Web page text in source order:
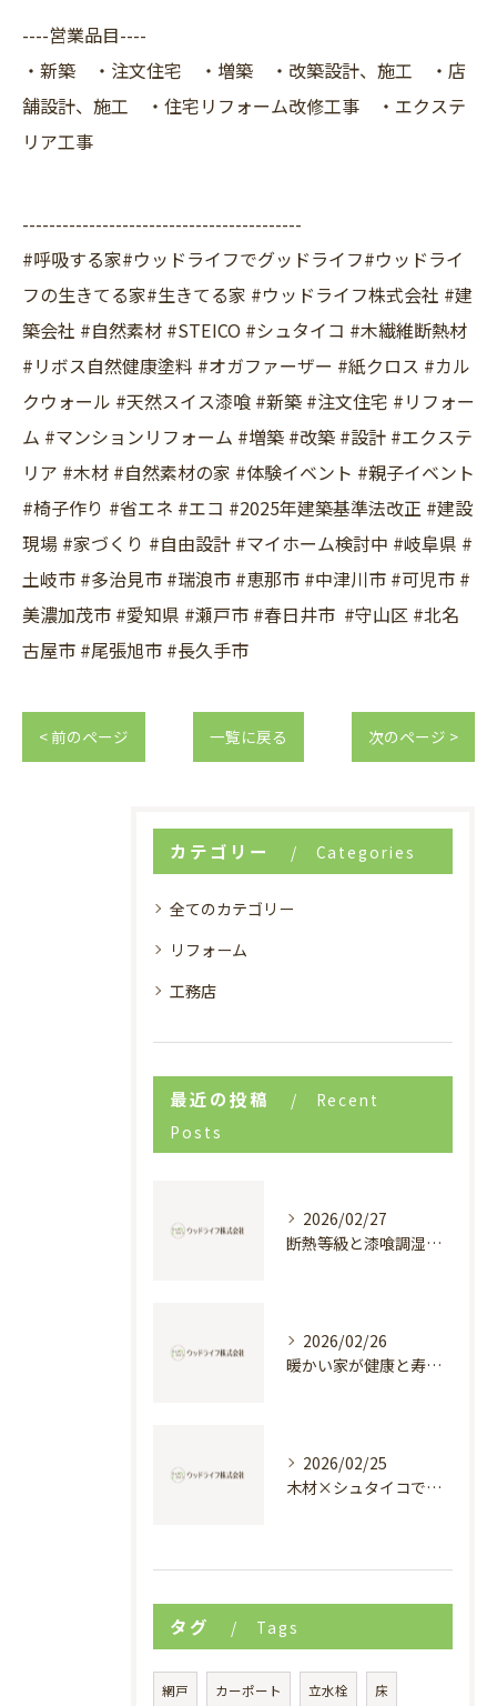
----営業品目----
・新築 ・注文住宅 ・増築 ・改築設計、施工 ・店
舗設計、施工 ・住宅リフォーム改修工事 ・エクステ
リア工事
------------------------------------------
#呼吸する家#ウッドライフでグッドライフ#ウッドライ
フの生きてる家#生きてる家 #ウッドライフ株式会社 #建
築会社 #自然素材 #STEICO #シュタイコ #木繊維断熱材
#リボス自然健康塗料 #オガファーザー #紙クロス #カル
クウォール #天然スイス漆喰 #新築 #注文住宅 #リフォー
ム #マンションリフォーム #増築 #改築 #設計 #エクステ
リア #木材 #自然素材の家 #体験イベント #親子イベント
#椅子作り #省エネ #エコ #2025年建築基準法改正 #建設
現場 #家づくり #自由設計 #マイホーム検討中 #岐阜県 #
土岐市 #多治見市 #瑞浪市 #恵那市 #中津川市 #可児市 #
美濃加茂市 #愛知県 #瀬戸市 #春日井市 #守山区 #北名
古屋市 #尾張旭市 #長久手市
< 前のページ 一覧に戻る 次のページ >
カテゴリー Categories
全てのカテゴリー
リフォーム
工務店
最近の投稿
Recent
Posts
2026/02/27
断熱等級と漆喰調湿で実現する快適新築戸建て
2026/02/26
暖かい家が健康と寿命を支える理由
2026/02/25
木材×シュタイコで創る高断熱健康住宅
タグ Tags
網戸 カーポート 立水栓 床